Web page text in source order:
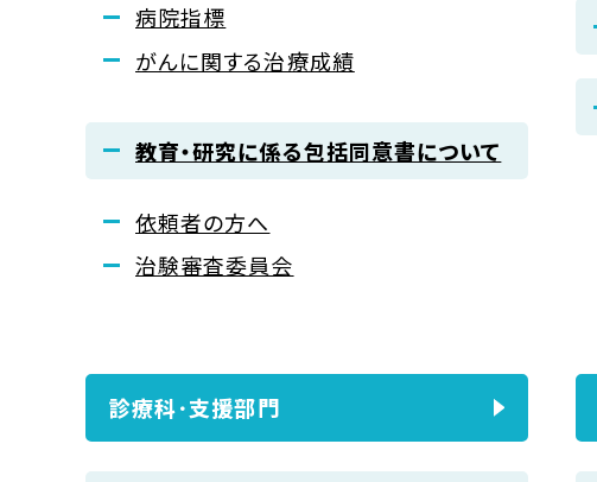
病院指標
がんに関する治療成績
教育・研究に係る包括同意書について
依頼者の方へ
治験審査委員会
診療科･支援部門